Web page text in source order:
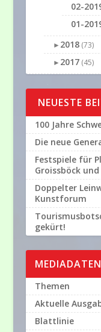
02-
01-
► 2018(73)
► 2017(45)
NEUESTE
100 Jahre
Die neue
Festspiele für
Groissböck
Doppelter
Kunstforum
gekürt!
MEDIADATEN
Themen
Aktuelle
Blattlinie